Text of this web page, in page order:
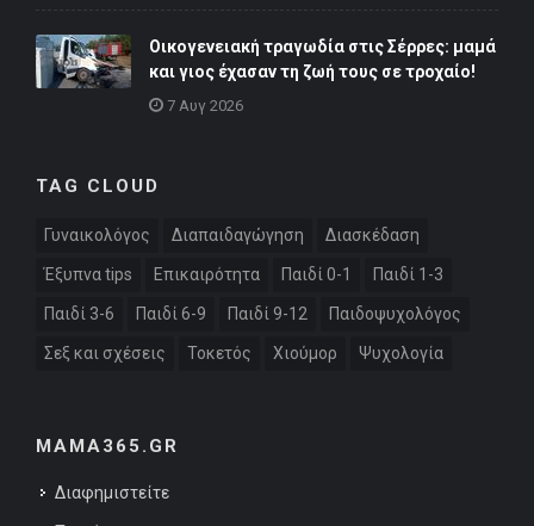
Οικογενειακή τραγωδία στις Σέρρες: μαμά
και γιος έχασαν τη ζωή τους σε τροχαίο!
7 Αυγ 2026
TAG CLOUD
Γυναικολόγος Διαπαιδαγώγηση Διασκέδαση
Έξυπνα tips Επικαιρότητα Παιδί 0-1 Παιδί 1-3
Παιδί 3-6 Παιδί 6-9 Παιδί 9-12 Παιδοψυχολόγος
Σεξ και σχέσεις Τοκετός Χιούμορ Ψυχολογία
MAMA365.GR
Διαφημιστείτε